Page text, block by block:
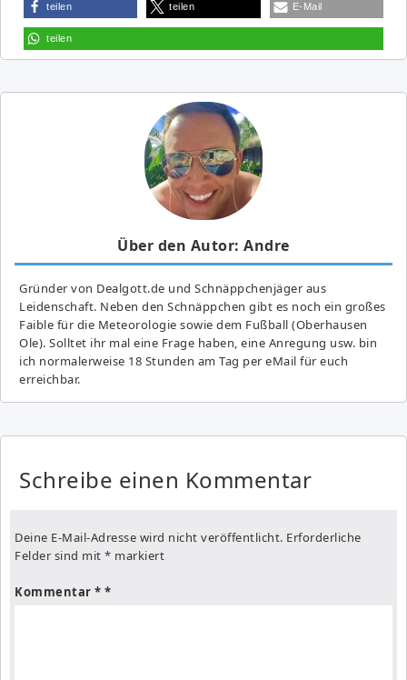
teilen teilen E-Mail
teilen
Über den Autor: Andre
Gründer von Dealgott.de und Schnäppchenjäger aus
Leidenschaft. Neben den Schnäppchen gibt es noch ein großes
Fai­ble für die Meteorologie sowie dem Fußball (Oberhausen
Ole). Solltet ihr mal eine Frage haben, eine Anregung usw. bin
ich normalerweise 18 Stunden am Tag per eMail für euch
erreichbar.
Schreibe einen Kommentar
Deine E-Mail-Adresse wird nicht veröffentlicht. Erforderliche
Felder sind mit * markiert
Kommentar *